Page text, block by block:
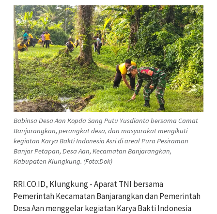
Babinsa Desa Aan Kopda Sang Putu Yusdianta bersama Camat
Banjarangkan, perangkat desa, dan masyarakat mengikuti
kegiatan Karya Bakti Indonesia Asri di areal Pura Pesiraman
Banjar Petapan, Desa Aan, Kecamatan Banjarangkan,
Kabupaten Klungkung. (Foto:Dok)
RRI.CO.ID, Klungkung - Aparat TNI bersama
Pemerintah Kecamatan Banjarangkan dan Pemerintah
Desa Aan menggelar kegiatan Karya Bakti Indonesia